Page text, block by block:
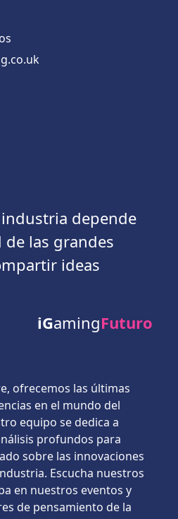
depende
de las grandes
ideas
iGamingFuturo
ofrecemos las últimas
en el mundo del
equipo se dedica a
profundos para
sobre las innovaciones
Escucha nuestros
en nuestros eventos y
de pensamiento de la